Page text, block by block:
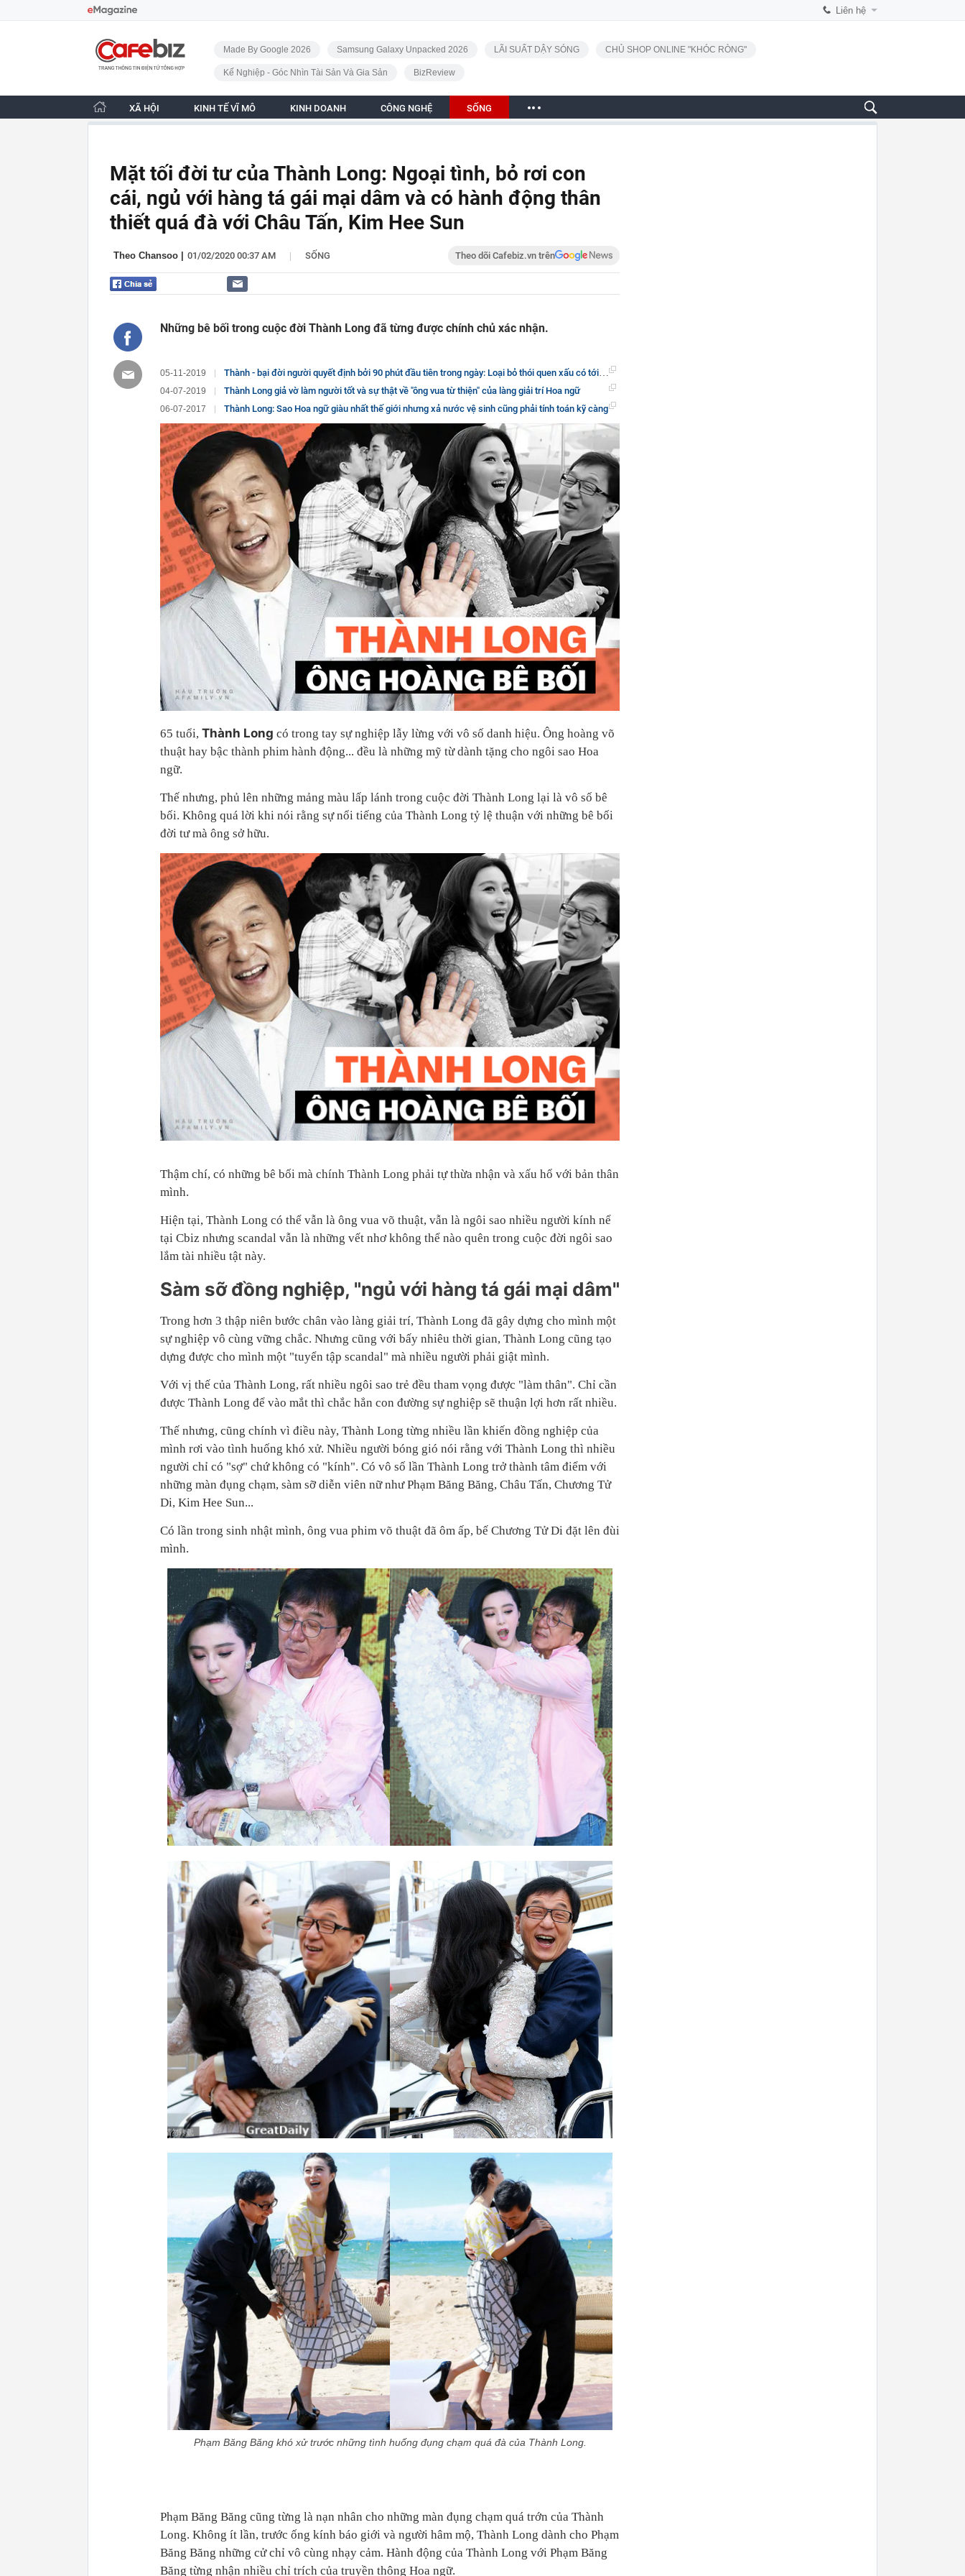
Liên hệ
CafeBiz - Trang chủ
Made By Google 2026 Samsung Galaxy Unpacked 2026 LÃI SUẤT DẬY SÓNG CHỦ SHOP ONLINE "KHÓC RÒNG"
Kế Nghiệp - Góc Nhìn Tài Sản Và Gia Sản BizReview
XÃ HỘI KINH TẾ VĨ MÔ KINH DOANH CÔNG NGHỆ SỐNG
Mặt tối đời tư của Thành Long: Ngoại tình, bỏ rơi con
cái, ngủ với hàng tá gái mại dâm và có hành động thân
thiết quá đà với Châu Tấn, Kim Hee Sun
Theo Chansoo 01/02/2020 00:37 AM | SỐNG Theo dõi Cafebiz.vn trên
Những bê bối trong cuộc đời Thành Long đã từng được chính chủ xác nhận.
05-11-2019 Thành - bại đời người quyết định bởi 90 phút đầu tiên trong ngày: Loại bỏ thói quen xấu có tới 89% người mắc phải
04-07-2019 Thành Long giả vờ làm người tốt và sự thật về "ông vua từ thiện" của làng giải trí Hoa ngữ
06-07-2017 Thành Long: Sao Hoa ngữ giàu nhất thế giới nhưng xả nước vệ sinh cũng phải tính toán kỹ càng
65 tuổi, Thành Long có trong tay sự nghiệp lẫy lừng với vô số danh hiệu. Ông hoàng võ
thuật hay bậc thành phim hành động... đều là những mỹ từ dành tặng cho ngôi sao Hoa
ngữ.
Thế nhưng, phủ lên những mảng màu lấp lánh trong cuộc đời Thành Long lại là vô số bê
bối. Không quá lời khi nói rằng sự nổi tiếng của Thành Long tỷ lệ thuận với những bê bối
đời tư mà ông sở hữu.
Thậm chí, có những bê bối mà chính Thành Long phải tự thừa nhận và xấu hổ với bản thân
mình.
Hiện tại, Thành Long có thể vẫn là ông vua võ thuật, vẫn là ngôi sao nhiều người kính nể
tại Cbiz nhưng scandal vẫn là những vết nhơ không thể nào quên trong cuộc đời ngôi sao
lắm tài nhiều tật này.
Sàm sỡ đồng nghiệp, "ngủ với hàng tá gái mại dâm"
Trong hơn 3 thập niên bước chân vào làng giải trí, Thành Long đã gây dựng cho mình một
sự nghiệp vô cùng vững chắc. Nhưng cũng với bấy nhiêu thời gian, Thành Long cũng tạo
dựng được cho mình một "tuyển tập scandal" mà nhiều người phải giật mình.
Với vị thế của Thành Long, rất nhiều ngôi sao trẻ đều tham vọng được "làm thân". Chỉ cần
được Thành Long để vào mắt thì chắc hẳn con đường sự nghiệp sẽ thuận lợi hơn rất nhiều.
Thế nhưng, cũng chính vì điều này, Thành Long từng nhiều lần khiến đồng nghiệp của
mình rơi vào tình huống khó xử. Nhiều người bóng gió nói rằng với Thành Long thì nhiều
người chỉ có "sợ" chứ không có "kính". Có vô số lần Thành Long trở thành tâm điểm với
những màn đụng chạm, sàm sỡ diễn viên nữ như Phạm Băng Băng, Châu Tấn, Chương Tử
Di, Kim Hee Sun...
Có lần trong sinh nhật mình, ông vua phim võ thuật đã ôm ấp, bế Chương Tử Di đặt lên đùi
mình.
Phạm Băng Băng khó xử trước những tình huống đụng chạm quá đà của Thành Long.
Phạm Băng Băng cũng từng là nạn nhân cho những màn đụng chạm quá trớn của Thành
Long. Không ít lần, trước ống kính báo giới và người hâm mộ, Thành Long dành cho Phạm
Băng Băng những cử chỉ vô cùng nhạy cảm. Hành động của Thành Long với Phạm Băng
Băng từng nhận nhiều chỉ trích của truyền thông Hoa ngữ.